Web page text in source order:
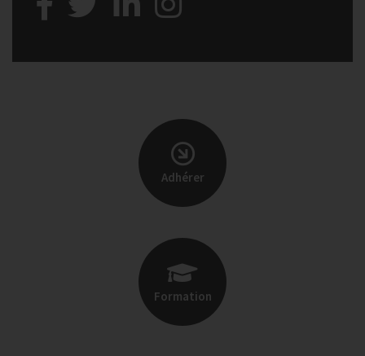
Adhérer
Formation